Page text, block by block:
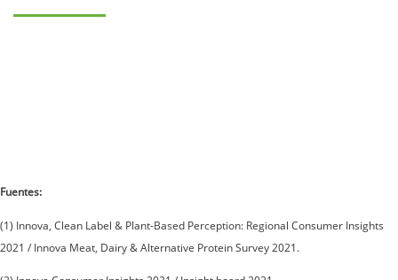
Fuentes:
(1) Innova, Clean Label & Plant-Based Perception: Regional Consumer Insights
2021 / Innova Meat, Dairy & Alternative Protein Survey 2021.